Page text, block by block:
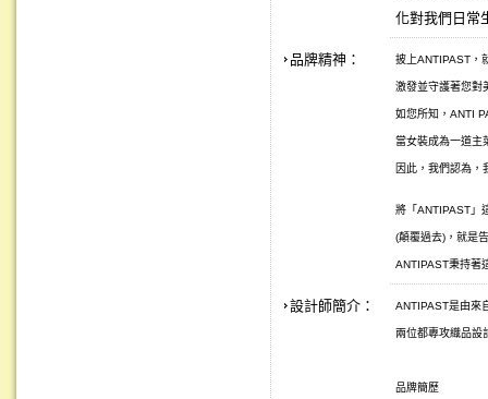
化對我們日常
品牌精神： 披上ANTIPAST，
激發並守護著您對
如您所知，ANTI
當女裝成為一道主
因此，我們認為，
將「ANTIPAST」
(顛覆過去)，就是
ANTIPAST秉持著
設計師簡介： ANTIPAST是由來
兩位都專攻織品設
品牌簡歷